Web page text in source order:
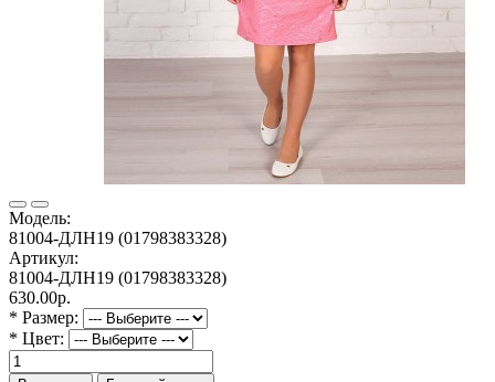
Модель:
81004-ДЛН19 (01798383328)
Артикул:
81004-ДЛН19 (01798383328)
630.00р.
* Размер:
* Цвет: